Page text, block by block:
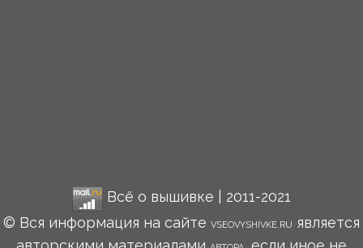
Всё о вышивке | 2011-2021
© Вся информация на сайте VSEOVYSHIVKE.RU является